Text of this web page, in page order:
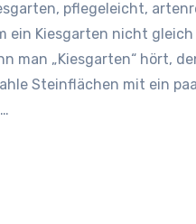
ein Kiesgarten nicht gleich
man „Kiesgarten“ hört,
Steinflächen mit ein